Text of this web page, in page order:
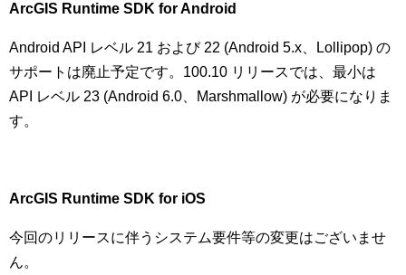
ArcGIS Runtime SDK for Android
Android API レベル 21 および 22 (Android 5.x、Lollipop) の
サポートは廃止予定です。100.10 リリースでは、最小は
API レベル 23 (Android 6.0、Marshmallow) が必要になりま
す。
ArcGIS Runtime SDK for iOS
今回のリリースに伴うシステム要件等の変更はございませ
ん。